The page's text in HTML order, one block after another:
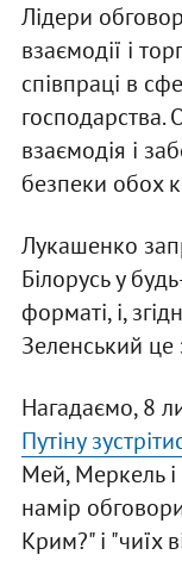
Лідери
взаємодії і
співпраці в
взаємодія і
безпеки обох
Лукашенко
Білорусь у
форматі, і,
Зеленський
Нагадаємо, 8
Путіну
Мей, Меркель
намір
Крим?" і "чиїх